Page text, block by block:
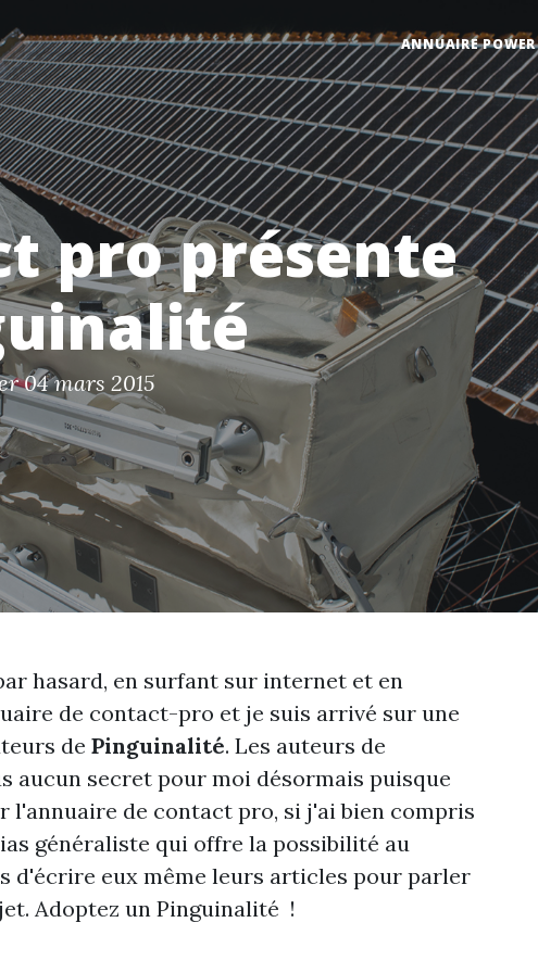
ANNUAIRE POWER
pro présente
04 mars 2015
hasard, en surfant sur internet et en
de contact-pro et je suis arrivé sur une
dePinguinalité. Les auteurs de
aucun secret pour moi désormais puisque
l'annuaire de contact pro, si j'ai bien compris
généraliste qui offre la possibilité au
d'écrire eux même leurs articles pour parler
Adoptez unPinguinalité !